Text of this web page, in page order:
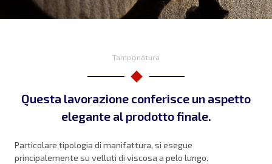
Tamponatura
Questa lavorazione conferisce un aspetto
elegante al prodotto finale.
Particolare tipologia di manifattura, si esegue
principalemente su velluti di viscosa a pelo lungo.